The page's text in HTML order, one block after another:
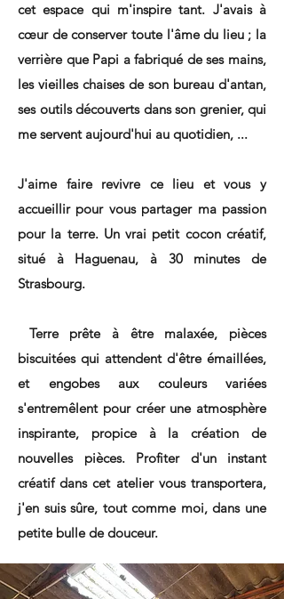
cet espace qui m'inspire tant. J'avais à
cœur de conserver toute l'âme du lieu ; la
verrière que Papi a fabriqué de ses mains,
les vieilles chaises de son bureau d'antan,
ses outils découverts dans son grenier, qui
me servent aujourd'hui au quotidien, ...
J'aime faire revivre ce lieu et vous y
accueillir pour vous partager ma passion
pour la terre. Un vrai petit cocon créatif,
situé à Haguenau, à 30 minutes de
Strasbourg.
Terre prête à être malaxée, pièces
biscuitées qui attendent d'être émaillées,
et engobes aux couleurs variées
s'entremêlent pour créer une atmosphère
inspirante, propice à la création de
nouvelles pièces. Profiter d'un instant
créatif dans cet ateliervous transportera,
j'en suis sûre, tout comme moi, dans une
petite bulle de douceur.